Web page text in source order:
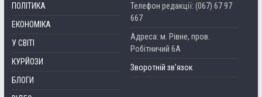
ПОЛІТИКА
ЕКОНОМІКА
У СВІТІ
КУРЙОЗИ
БЛОГИ
Телефон редакції: (067) 67 97
667
Адреса: м. Рівне, пров.
Робітничий 6А
Зворотній зв’язок